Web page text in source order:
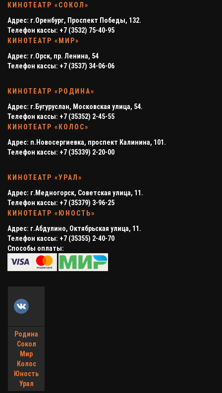
КИНОТЕАТР «СОКОЛ»
Адрес: г.Оренбург, Проспект Победы, 132.
Телефон кассы: +7 (3532) 75-40-95
КИНОТЕАТР «МИР»
Адрес: г.Орск, пр. Ленина, 54
Телефон кассы: +7 (3537) 34-06-06
КИНОТЕАТР «РОДИНА»
Адрес: г.Бугуруслан, Московская улица, 54.
Телефон кассы: +7 (35352) 2-45-55
КИНОТЕАТР «КОЛОС»
Адрес: п.Новосергиевка, проспект Калинина, 101.
Телефон кассы: +7 (35339) 2-20-00
КИНОТЕАТР «УРАЛ»
Адрес: г.Медногорск, Советская улица, 11.
Телефон кассы: +7 (35379) 3-96-25
КИНОТЕАТР «ЮНОСТЬ»
Адреc: г.Абдулино, Октябрьская улица, 11.
Телефон кассы: +7 (35355) 2-40-70
Способы оплаты:
Родина
Сокол
Мир
Колос
Юность
Урал